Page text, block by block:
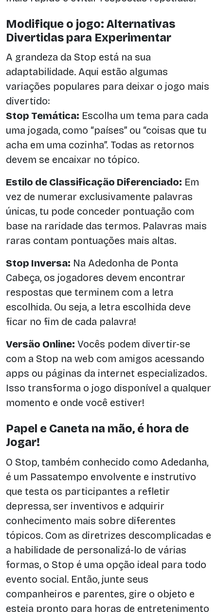
Modifique o jogo: Alternativas
Divertidas para Experimentar
A grandeza da Stop está na sua
adaptabilidade. Aqui estão algumas
variações populares para deixar o jogo mais
divertido:
Stop Temática: Escolha um tema para cada
uma jogada, como “países” ou “coisas que tu
acha em uma cozinha”. Todas as retornos
devem se encaixar no tópico.
Estilo de Classificação Diferenciado: Em
vez de numerar exclusivamente palavras
únicas, tu pode conceder pontuação com
base na raridade das termos. Palavras mais
raras contam pontuações mais altas.
Stop Inversa: Na Adedonha de Ponta
Cabeça, os jogadores devem encontrar
respostas que terminem com a letra
escolhida. Ou seja, a letra escolhida deve
ficar no fim de cada palavra!
Versão Online: Vocês podem divertir-se
com a Stop na web com amigos acessando
apps ou páginas da internet especializados.
Isso transforma o jogo disponível a qualquer
momento e onde você estiver!
Papel e Caneta na mão, é hora de
Jogar!
O Stop, também conhecido como Adedanha,
é um Passatempo envolvente e instrutivo
que testa os participantes a refletir
depressa, ser inventivos e adquirir
conhecimento mais sobre diferentes
tópicos. Com as diretrizes descomplicadas e
a habilidade de personalizá-lo de várias
formas, o Stop é uma opção ideal para todo
evento social. Então, junte seus
companheiros e parentes, gire o objeto e
esteja pronto para horas de entretenimento